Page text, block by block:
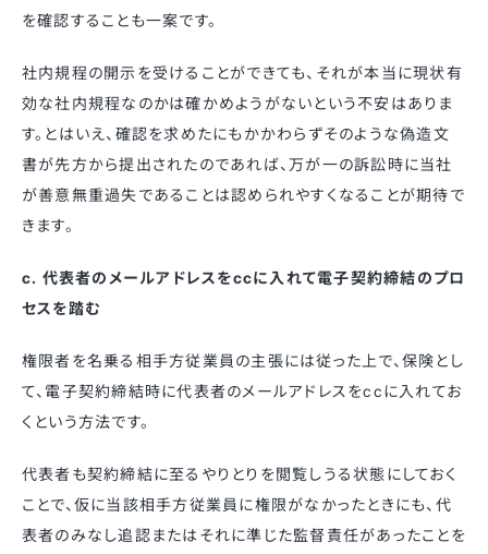
を確認することも一案です。
社内規程の開示を受けることができても、それが本当に現状有
効な社内規程なのかは確かめようがないという不安はありま
す。とはいえ、確認を求めたにもかかわらずそのような偽造文
書が先方から提出されたのであれば、万が一の訴訟時に当社
が善意無重過失であることは認められやすくなることが期待で
きます。
c. 代表者のメールアドレスをccに入れて電子契約締結のプロ
セスを踏む
権限者を名乗る相手方従業員の主張には従った上で、保険とし
て、電子契約締結時に代表者のメールアドレスをccに入れてお
くという方法です。
代表者も契約締結に至るやりとりを閲覧しうる状態にしておく
ことで、仮に当該相手方従業員に権限がなかったときにも、代
表者のみなし追認またはそれに準じた監督責任があったことを